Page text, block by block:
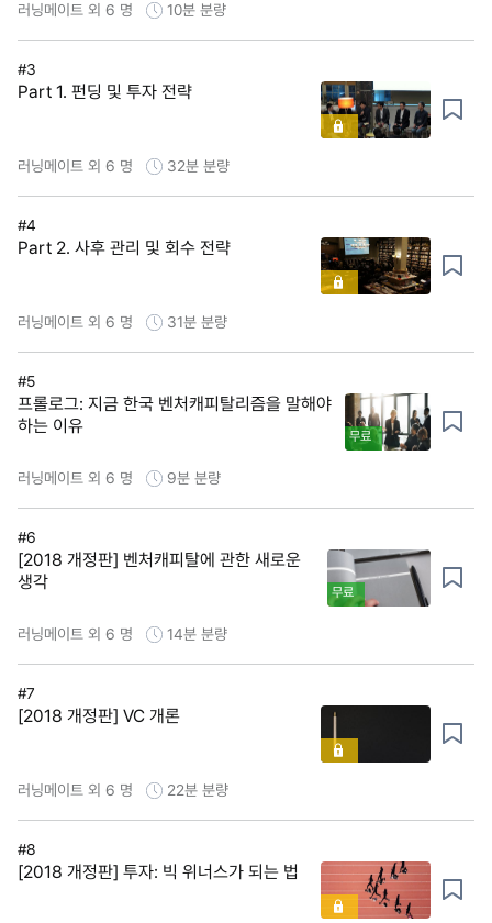
러닝메이트 외 6 명 10분 분량
#3
Part 1. 펀딩 및 투자 전략
러닝메이트 외 6 명 32분 분량
#4
Part 2. 사후 관리 및 회수 전략
러닝메이트 외 6 명 31분 분량
#5
프롤로그: 지금 한국 벤처캐피탈리즘을 말해야
하는 이유
무료
러닝메이트 외 6 명 9분 분량
#6
[2018 개정판] 벤처캐피탈에 관한 새로운
생각
무료
러닝메이트 외 6 명 14분 분량
#7
[2018 개정판] VC 개론
러닝메이트 외 6 명 22분 분량
#8
[2018 개정판] 투자: 빅 위너스가 되는 법